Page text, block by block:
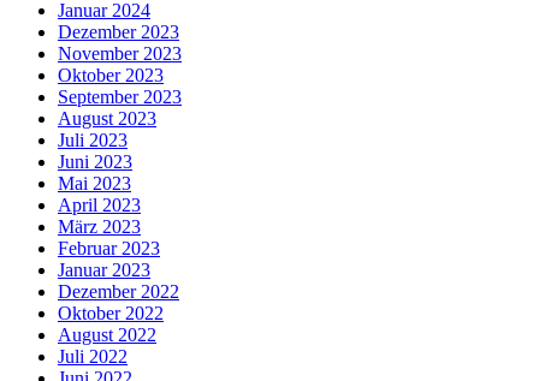
Januar 2024
Dezember 2023
November 2023
Oktober 2023
September 2023
August 2023
Juli 2023
Juni 2023
Mai 2023
April 2023
März 2023
Februar 2023
Januar 2023
Dezember 2022
Oktober 2022
August 2022
Juli 2022